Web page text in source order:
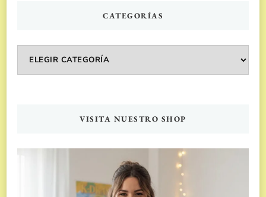
CATEGORÍAS
Categorías
VISITA NUESTRO SHOP